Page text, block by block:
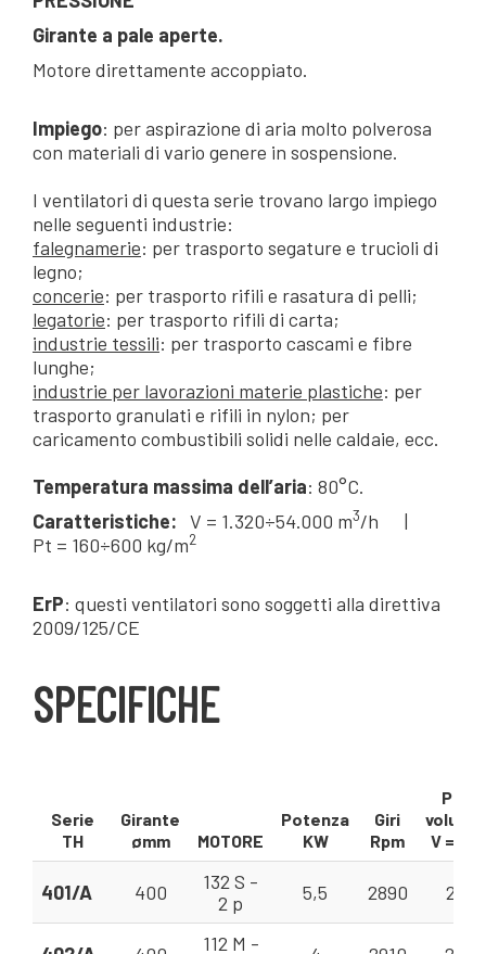
Girante a pale aperte.
Motore direttamente accoppiato.
Impiego: per aspirazione di aria molto polverosa
con materiali di vario genere in sospensione.
I ventilatori di questa serie trovano largo impiego
nelle seguenti industrie:
falegnamerie: per trasporto segature e trucioli di
legno;
concerie: per trasporto rifili e rasatura di pelli;
legatorie: per trasporto rifili di carta;
industrie tessili: per trasporto cascami e fibre
lunghe;
industrie per lavorazioni materie plastiche: per
trasporto granulati e rifili in nylon; per
caricamento combustibili solidi nelle caldaie, ecc.
Temperatura massima dell’aria: 80°C.
Caratteristiche: V = 1.320÷54.000 m3/h |
Pt = 160÷600 kg/m2
ErP: questi ventilatori sono soggetti alla direttiva
2009/125/CE
SPECIFICHE
Serie
TH
Girante
ømm
MOTORE
Potenza
KW
Giri
Rpm
V =
401/A 400
132 S -
2 p
5,5 2890 22 -
112 M -